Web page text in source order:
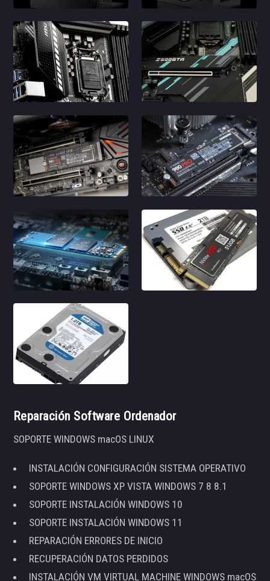
Reparación Software Ordenador
SOPORTE WINDOWS macOS LINUX
INSTALACIÓN CONFIGURACIÓN SISTEMA OPERATIVO
SOPORTE WINDOWS XP VISTA WINDOWS 7 8 8.1
SOPORTE INSTALACIÓN WINDOWS 10
SOPORTE INSTALACIÓN WINDOWS 11
REPARACIÓN ERRORES DE INICIO
RECUPERACIÓN DATOS PERDIDOS
INSTALACIÓN VM VIRTUAL MACHINE WINDOWS macOS